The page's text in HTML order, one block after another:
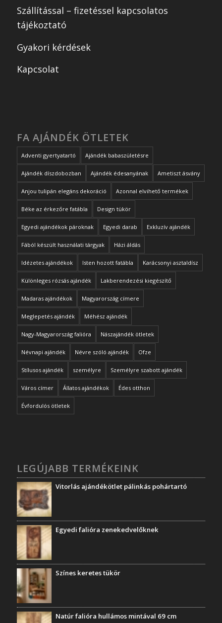
Szállítással – fizetéssel kapcsolatos
tájékoztató
Gyakori kérdések
Kapcsolat
FA AJÁNDÉK ÖTLETEK
Adventi gyertyatartó Ajándék babaszületésre
Ajándék díszdobozban Ajándék édesanyának Ametiszt ásvány
Anjou tulipán elegáns dekoráció Azonnal elvihető termékek
Béke az érkezőre fatábla Design tükör
Egyedi ajándékok pároknak Egyedi darab Exkluzív ajándék
Fából készült használati tárgyak Házi áldás
Idézetes ajándékok Isten hozott fatábla Karácsonyi asztaldísz
Különleges rózsás ajándék Lakberendezési kiegészítő
Madaras ajándékok Magyarország címere
Meglepetés ajándék Méhész ajándék
Nagy-Magyarország falióra Nászajándék ötletek
Névnapi ajándék Névre szóló ajándék Ofze
Stílusos ajándék személyre Személyre szabott ajándék
Város címer Állatos ajándékok Édes otthon
Évfordulós ötletek
LEGÚJABB TERMÉKEINK
Vitorlás ajándékötlet pálinkás pohártartó
Egyedi falióra zenekedvelőknek
Színes keretes tükör
Natúr falióra hullámos mintával 69 cm